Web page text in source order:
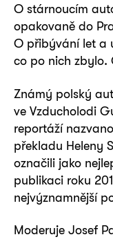
O stárnoucím
opakovaně do
O přibývání let a
co po nich zbylo.
Známý polský
ve Vzducholodi
reportáží
překladu Heleny
označili jako
publikaci roku
nejvýznamnější
Moderuje Josef